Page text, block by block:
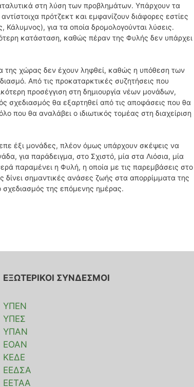
στη λύση των προβλημάτων. Υπάρχουν τα
πρότζεκτ και εμφανίζουν διάφορες εστίες
για τα οποία δρομολογούνται λύσεις.
κατάσταση, καθώς πέραν της Φυλής δεν υπάρχει
της χώρας δεν έχουν ληφθεί, καθώς η υπόθεση των
Από τις προκαταρκτικές συζητήσεις που
προσέγγιση στη δημιουργία νέων μονάδων,
σχεδιασμός θα εξαρτηθεί από τις αποφάσεις που θα
που θα αναλάβει ο ιδιωτικός τομέας στη διαχείριση
έξι μονάδες, πλέον όμως υπάρχουν σκέψεις να
για παράδειγμα, στο Σχιστό, μία στα Λιόσια, μία
παραμένει η Φυλή, η οποία με τις παρεμβάσεις στο
σημαντικές ανάσες ζωής στα απορρίμματα της
σχεδιασμός της επόμενης ημέρας.
ΕΞΩΤΕΡΙΚΟΙ ΣΥΝΔΕΣΜΟΙ
ΥΠΕΝ
ΥΠΕΣ
ΥΠΑΝ
ΕΟΑΝ
ΚΕΔΕ
ΕΕΔΣΑ
ΕΕΤΑΑ